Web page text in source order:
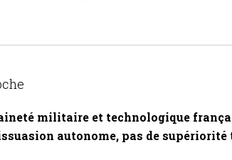
militaire et technologique
autonome, pas de